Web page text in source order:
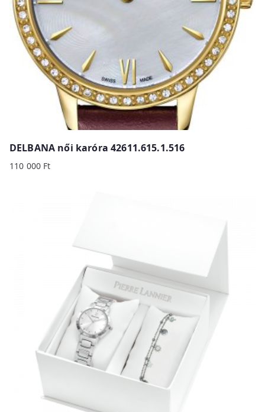
DELBANA női karóra 42611.615.1.516
110 000 Ft